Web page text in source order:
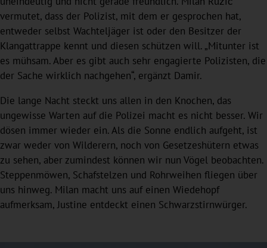
vermutet, dass der Polizist, mit dem er gesprochen hat,
entweder selbst Wachteljäger ist oder den Besitzer der
Klangattrappe kennt und diesen schützen will. „Mitunter ist
es mühsam. Aber es gibt auch sehr engagierte Polizisten, die
der Sache wirklich nachgehen“, ergänzt Damir.
Die lange Nacht steckt uns allen in den Knochen, das
ungewisse Warten auf die Polizei macht es nicht besser. Wir
dösen immer wieder ein. Als die Sonne endlich aufgeht, ist
zwar weder von Wilderern, noch von Gesetzeshütern etwas
zu sehen, aber zumindest können wir nun Vögel beobachten.
Steppenmöwen, Schafstelzen und Rohrweihen fliegen über
uns hinweg. Milan macht uns auf einen Wiedehopf
aufmerksam, Justine entdeckt einen Schwarzstirnwürger.